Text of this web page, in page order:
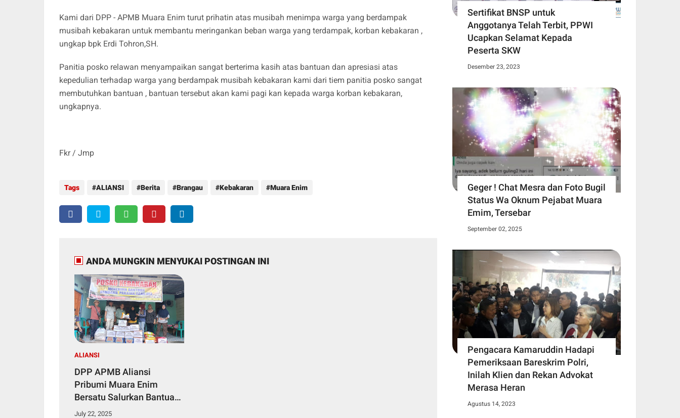
Kami dari DPP - APMB Muara Enim turut prihatin atas musibah menimpa warga yang berdampak
musibah kebakaran untuk membantu meringankan beban warga yang terdampak, korban kebakaran ,
ungkap bpk Erdi Tohron,SH.
Panitia posko relawan menyampaikan sangat berterima kasih atas bantuan dan apresiasi atas
kepedulian terhadap warga yang berdampak musibah kebakaran kami dari tiem panitia posko sangat
membutuhkan bantuan , bantuan tersebut akan kami pagi kan kepada warga korban kebakaran,
ungkapnya.
Fkr / Jmp
Tags ALIANSI Berita Brangau Kebakaran Muara Enim
ANDA MUNGKIN MENYUKAI POSTINGAN INI
ALIANSI
DPP APMB Aliansi
Pribumi Muara Enim
Bersatu Salurkan Bantuan
untuk Korban Kebakaran
July 22, 2025
Sertifikat BNSP untuk
Anggotanya Telah Terbit, PPWI
Ucapkan Selamat Kepada
Peserta SKW
Desember 23, 2023
Geger ! Chat Mesra dan Foto Bugil
Status Wa Oknum Pejabat Muara
Emim, Tersebar
September 02, 2025
Pengacara Kamaruddin Hadapi
Pemeriksaan Bareskrim Polri,
Inilah Klien dan Rekan Advokat
Merasa Heran
Agustus 14, 2023